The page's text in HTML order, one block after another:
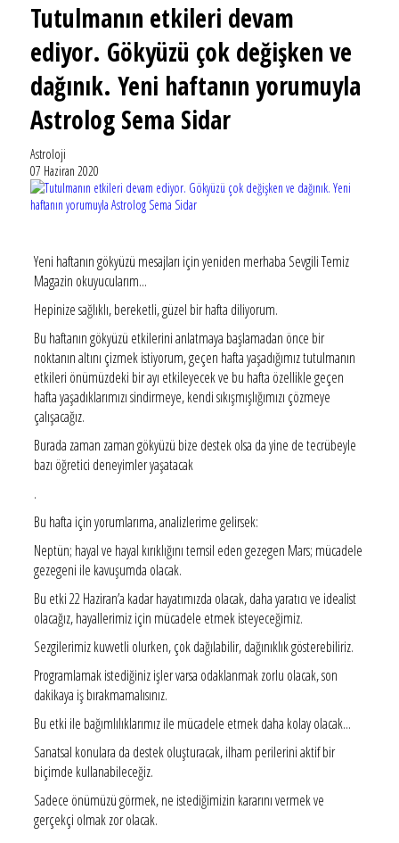
Tutulmanın etkileri devam
ediyor. Gökyüzü çok değişken ve
dağınık. Yeni haftanın yorumuyla
Astrolog Sema Sidar
Astroloji
07 Haziran 2020
Yeni haftanın gökyüzü mesajları için yeniden merhaba Sevgili Temiz
Magazin okuyucularım...
Hepinize sağlıklı, bereketli, güzel bir hafta diliyorum.
Bu haftanın gökyüzü etkilerini anlatmaya başlamadan önce bir
noktanın altını çizmek istiyorum, geçen hafta yaşadığımız tutulmanın
etkileri önümüzdeki bir ayı etkileyecek ve bu hafta özellikle geçen
hafta yaşadıklarımızı sindirmeye, kendi sıkışmışlığımızı çözmeye
çalışacağız.
Burada zaman zaman gökyüzü bize destek olsa da yine de tecrübeyle
bazı öğretici deneyimler yaşatacak
.
Bu hafta için yorumlarıma, analizlerime gelirsek:
Neptün; hayal ve hayal kırıklığını temsil eden gezegen Mars; mücadele
gezegeni ile kavuşumda olacak.
Bu etki 22 Haziran’a kadar hayatımızda olacak, daha yaratıcı ve idealist
olacağız, hayallerimiz için mücadele etmek isteyeceğimiz.
Sezgilerimiz kuvvetli olurken, çok dağılabilir, dağınıklık gösterebiliriz.
Programlamak istediğiniz işler varsa odaklanmak zorlu olacak, son
dakikaya iş bırakmamalısınız.
Bu etki ile bağımlılıklarımız ile mücadele etmek daha kolay olacak...
Sanatsal konulara da destek oluşturacak, ilham perilerini aktif bir
biçimde kullanabileceğiz.
Sadece önümüzü görmek, ne istediğimizin kararını vermek ve
gerçekçi olmak zor olacak.